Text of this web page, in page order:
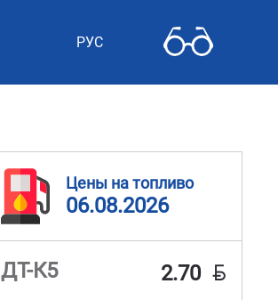
РУС
Цены на топливо
06.08.2026
ДТ-К5 2.70 BYN